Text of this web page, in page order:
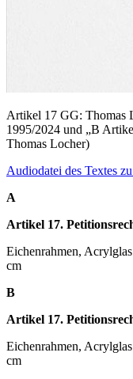
Artikel 17 GG: Thomas
1995/2024 und „B
Thomas Locher)
Audiodatei des Textes
A
Artikel 17.
Eichenrahmen,
cm
B
Artikel 17.
Eichenrahmen,
cm